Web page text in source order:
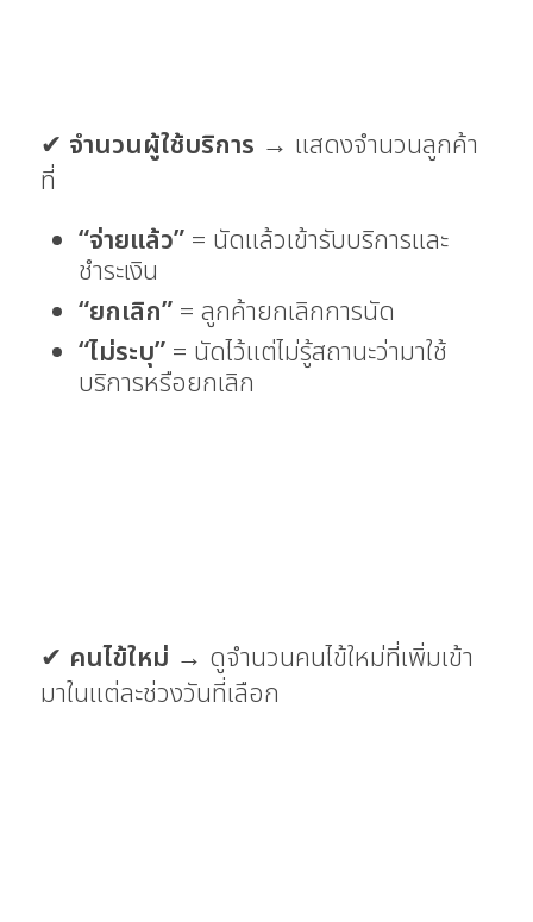
✔ จำนวนผู้ใช้บริการ → แสดงจำนวนลูกค้า
ที่
“จ่ายแล้ว” = นัดแล้วเข้ารับบริการและ
ชำระเงิน
“ยกเลิก” = ลูกค้ายกเลิกการนัด
“ไม่ระบุ” = นัดไว้แต่ไม่รู้สถานะว่ามาใช้
บริการหรือยกเลิก
✔ คนไข้ใหม่ → ดูจำนวนคนไข้ใหม่ที่เพิ่มเข้า
มาในแต่ละช่วงวันที่เลือก